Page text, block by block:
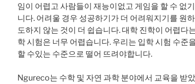
임이 어렵고 사람들이 재능이없고 게임을 할 수 없
니다. 어려울 경우 성공하기가 더 어려워지기를 원
도하지 않는 것이 더 쉽습니다. 대학 진학이 어렵다
학 시험은 너무 어렵습니다. 우리는 입학 시험 수준
할 수있는 수준으로 떨어 뜨려야합니다.
Ngureco는 수학 및 자연 과학 분야에서 교육을 받